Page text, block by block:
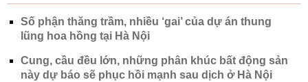
Số phận thăng trầm, nhiều ‘gai’ của dự án thung
lũng hoa hồng tại Hà Nội
Cung, cầu đều lớn, những phân khúc bất động sản
này dự báo sẽ phục hồi mạnh sau dịch ở Hà Nội